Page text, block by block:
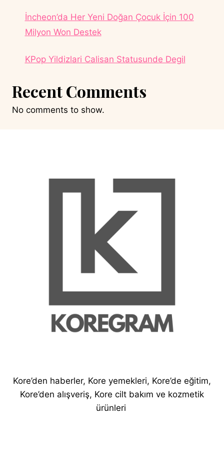
İncheon’da Her Yeni Doğan Çocuk İçin 100
Milyon Won Destek
KPop Yildizlari Calisan Statusunde Degil
Recent Comments
No comments to show.
Kore’den haberler, Kore yemekleri, Kore’de eğitim,
Kore’den alışveriş, Kore cilt bakım ve kozmetik
ürünleri